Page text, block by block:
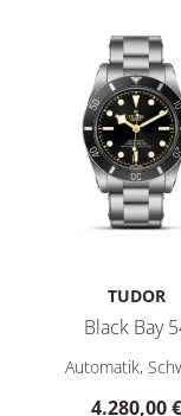
TUDOR
Black Bay
TUDOR Black
Automatik,
4.280,00 €